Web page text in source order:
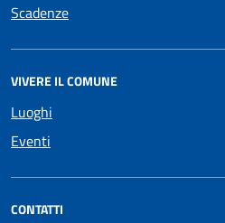
Scadenze
VIVERE IL COMUNE
Luoghi
Eventi
CONTATTI